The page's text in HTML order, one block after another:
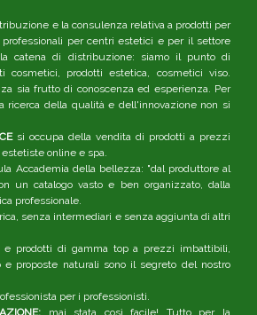
e la consulenza relativa a prodotti per
per centri estetici e per il settore
la catena di distribuzione: siamo il punto di
cosmetici, prodotti estetica, cosmetici viso.
sia frutto di conoscenza ed esperienza. Per
ricerca della qualità e dell'innovazione non si
si occupa della vendita di prodotti a prezzi
online e spa.
Accademia della bellezza: "dal produttore al
un catalogo vasto e ben organizzato, dalla
professionale.
senza intermediari e senza aggiunta di altri
prodotti di gamma top a prezzi imbattibili,
e proposte naturali sono il segreto del nostro
per i professionisti.
mai stata così facile! Tutto per la